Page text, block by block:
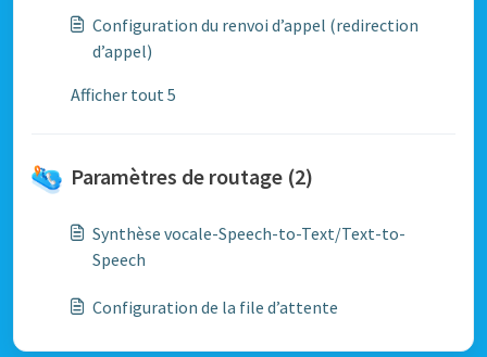
Configuration du renvoi d’appel (redirection
d’appel)
Afficher tout 5
Paramètres de routage (2)
Synthèse vocale-Speech-to-Text/Text-to-
Speech
Configuration de la file d’attente